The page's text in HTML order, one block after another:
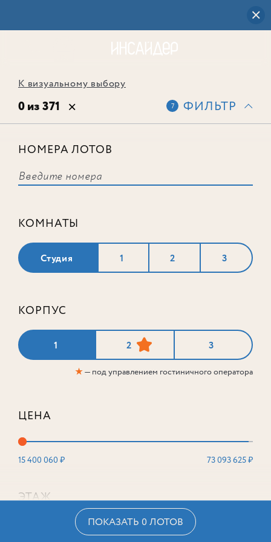
К визуальному выбору
0 из 371 7 ФИЛЬТР
НОМЕРА ЛОТОВ
КОМНАТЫ
Студия 1 2 3
КОРПУС
1 2 3
★— под управлением гостиничного оператора
ЦЕНА
15 400 060 ₽ 73 093 625 ₽
ЭТАЖ
ПОКАЗАТЬ 0 ЛОТОВ
соответствует ни одного лота